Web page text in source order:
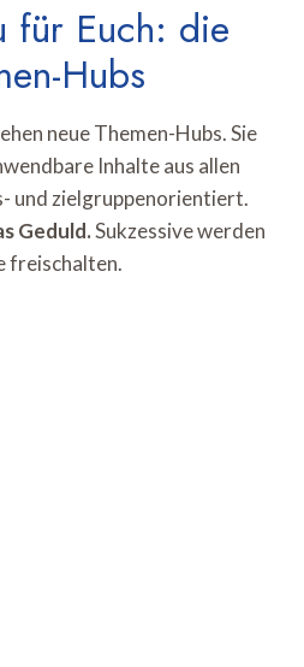
für Euch: die
Hubs
neue Themen-Hubs. Sie
Inhalte aus allen
und zielgruppenorientiert.
Geduld.Sukzessive werden
freischalten.